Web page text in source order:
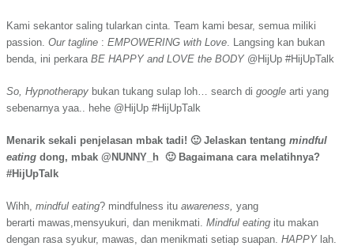
Kami sekantor saling tularkan cinta. Team kami besar, semua miliki
passion. Our tagline : EMPOWERING with Love
angsing kan bukan
benda , ini perkara BE HAPPY and LOVE the BODY @HijUp #HijUpTalk
So, Hypnotherapy bukan tukang sulap loh… search di google arti yang
sebenarnya yaa.. hehe @HijUp #HijUpTalk
Menarik sekali penjelasan mbak tadi! 🙂 Jelaskan tentang mindful
eating dong, mbak @NUNNY_h 🙂 Bagaimana cara melatihnya?
#HijUpTalk
Wihh, mindful eating? mindfulness itu awareness yang
berarti mawas,mensyukuri, dan menikmati. Mindful eating itu makan
dengan rasa syukur, mawas dan menikmati setiap suapan. HAPPY lah.